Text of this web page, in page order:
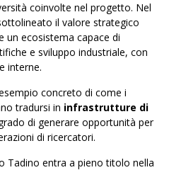
coinvolte nel progetto. Nel
il valore strategico
un ecosistema capace di
e sviluppo industriale, con
interne.
concreto di come i
tradursi in infrastrutture di
di generare opportunità per
di ricercatori.
Tadino entra a pieno titolo nella